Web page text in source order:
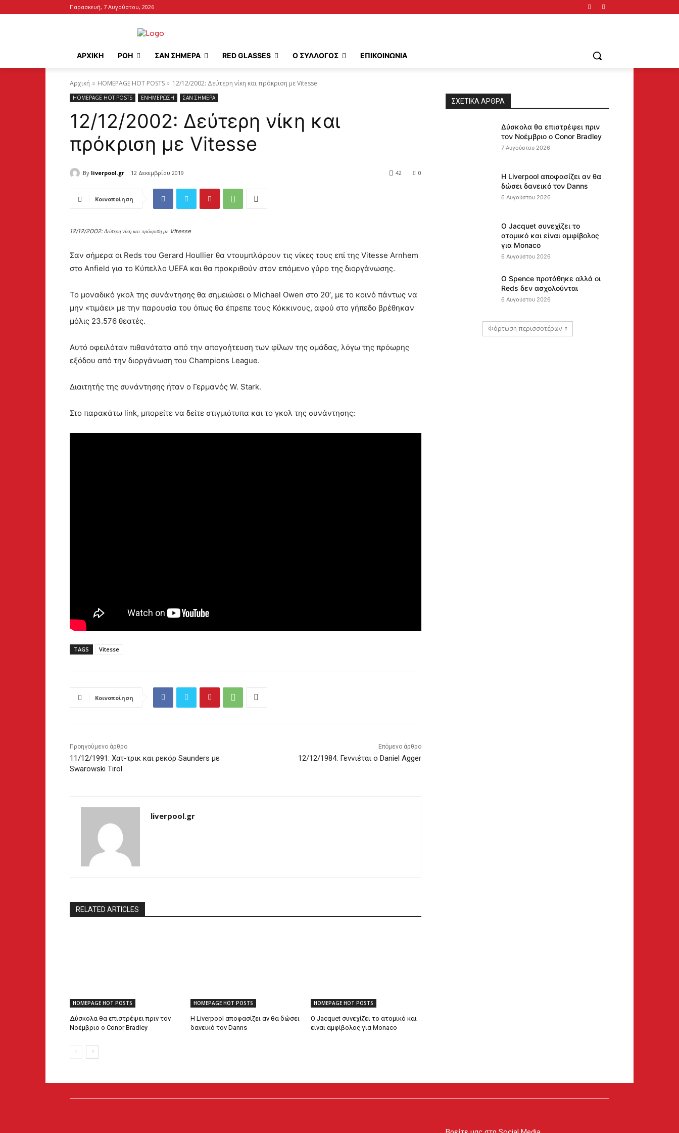
Παρασκευή, 7 Αυγούστου, 2026
ΑΡΧΙΚΉ ΡΟΗ ΣΑΝ ΣΗΜΕΡΑ RED GLASSES Ο ΣΥΛΛΟΓΟΣ ΕΠΙΚΟΙΝΩΝΙΑ
Αρχική HOMEPAGE HOT POSTS 12/12/2002: Δεύτερη νίκη και πρόκριση με Vitesse
HOMEPAGE HOT POSTS ΕΝΗΜΕΡΩΣΗ ΣΑΝ ΣΗΜΕΡΑ
12/12/2002: Δεύτερη νίκη και
πρόκριση με Vitesse
By liverpool.gr 12 Δεκεμβρίου 2019 0
42
Κοινοποίηση
12/12/2002: Δεύτερη νίκη και πρόκριση με Vitesse
Σαν σήμερα οι Reds του Gerard Houllier θα ντουμπλάρουν τις νίκες τους επί της Vitesse Arnhem
στο Anfield για το Κύπελλο UEFA και θα προκριθούν στον επόμενο γύρο της διοργάνωσης.
Το μοναδικό γκολ της συνάντησης θα σημειώσει ο Michael Owen στο 20′, με το κοινό πάντως να
μην «τιμάει» με την παρουσία του όπως θα έπρεπε τους Κόκκινους, αφού στο γήπεδο βρέθηκαν
μόλις 23.576 θεατές.
Αυτό οφειλόταν πιθανότατα από την απογοήτευση των φίλων της ομάδας, λόγω της πρόωρης
εξόδου από την διοργάνωση του Champions League.
Διαιτητής της συνάντησης ήταν ο Γερμανός W. Stark.
Στο παρακάτω link, μπορείτε να δείτε στιγμιότυπα και το γκολ της συνάντησης:
TAGS Vitesse
Κοινοποίηση
Προηγούμενο άρθρο
11/12/1991: Χατ-τρικ και ρεκόρ Saunders με
Swarowski Tirol
Επόμενο άρθρο
12/12/1984: Γεννιέται ο Daniel Agger
liverpool.gr
RELATED ARTICLES
HOMEPAGE HOT POSTS
Δύσκολα θα επιστρέψει πριν τον
Νοέμβριο ο Conor Bradley
HOMEPAGE HOT POSTS
Η Liverpool αποφασίζει αν θα δώσει
δανεικό τον Danns
HOMEPAGE HOT POSTS
Ο Jacquet συνεχίζει το ατομικό και
είναι αμφίβολος για Monaco
ΣΧΕΤΙΚΆ ΆΡΘΡΑ
Δύσκολα θα επιστρέψει πριν
τον Νοέμβριο ο Conor Bradley
7 Αυγούστου 2026
Η Liverpool αποφασίζει αν θα
δώσει δανεικό τον Danns
6 Αυγούστου 2026
Ο Jacquet συνεχίζει το
ατομικό και είναι αμφίβολος
για Monaco
6 Αυγούστου 2026
Ο Spence προτάθηκε αλλά οι
Reds δεν ασχολούνται
6 Αυγούστου 2026
Φόρτωση περισσοτέρων